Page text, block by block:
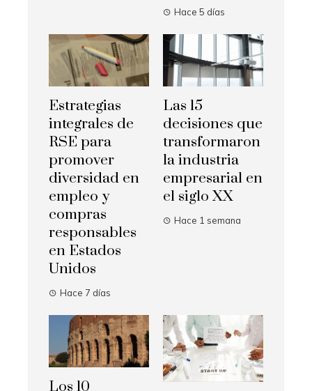
Hace 5 días
Estrategias
integrales de
RSE para
promover
diversidad en
empleo y
compras
responsables
en Estados
Unidos
Hace 7 días
Las 15
decisiones que
transformaron
la industria
empresarial en
el siglo XX
Hace 1 semana
Los 10